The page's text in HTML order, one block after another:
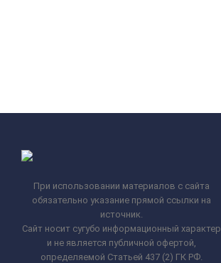
При использовании материалов с сайта
обязательно указание прямой ссылки на
источник.
Сайт носит сугубо информационный характер
и не является публичной офертой,
определяемой Статьей 437 (2) ГК РФ.